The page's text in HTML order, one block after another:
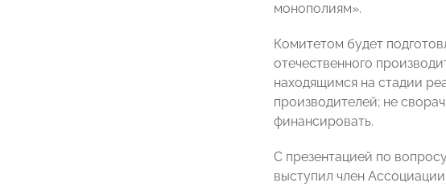
монополиям».
Комитетом будет
отечественного
находящимся на стадии
производителей; не
финансировать.
С презентацией по
выступил член